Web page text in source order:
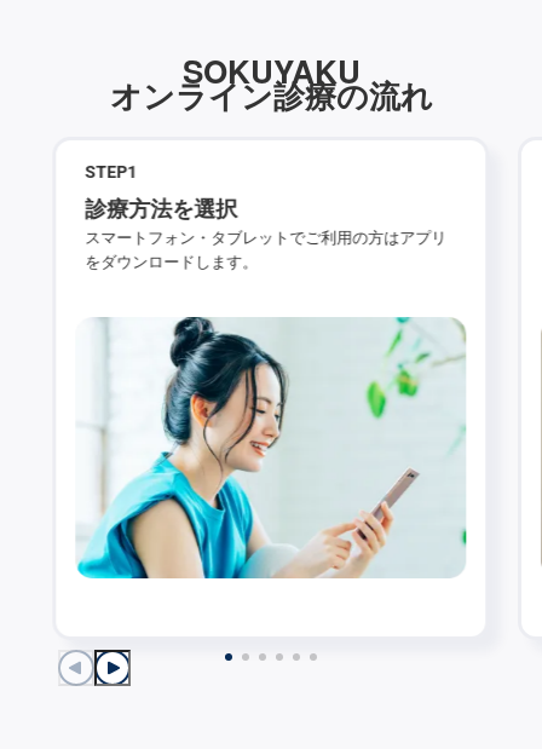
SOKUYAKU
オンライン診療の流れ
STEP1
診療方法を選択
スマートフォン・タブレットでご利用の方はアプリ
をダウンロードします。